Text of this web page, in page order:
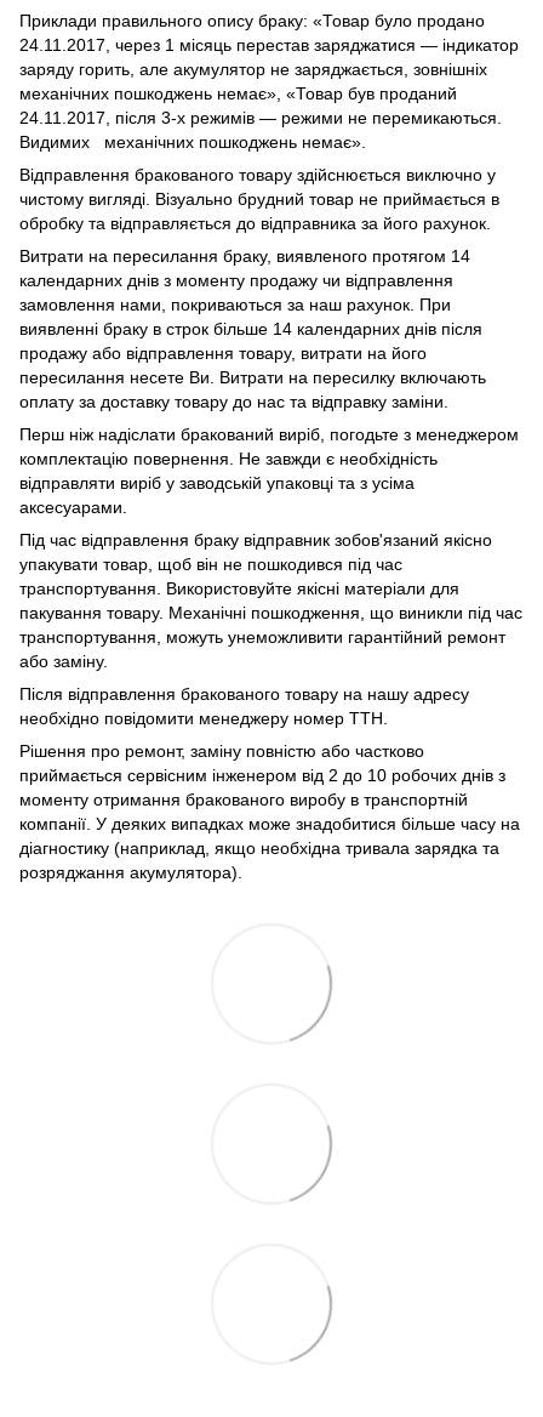
Приклади правильного опису браку: «Товар було продано
24.11.2017, через 1 місяць перестав заряджатися — індикатор
заряду горить, але акумулятор не заряджається, зовнішніх
механічних пошкоджень немає», «Товар був проданий
24.11.2017, після 3-х режимів — режими не перемикаються.
Видимих механічних пошкоджень немає».
Відправлення бракованого товару здійснюється виключно у
чистому вигляді. Візуально брудний товар не приймається в
обробку та відправляється до відправника за його рахунок.
Витрати на пересилання браку, виявленого протягом 14
календарних днів з моменту продажу чи відправлення
замовлення нами, покриваються за наш рахунок. При
виявленні браку в строк більше 14 календарних днів після
продажу або відправлення товару, витрати на його
пересилання несете Ви. Витрати на пересилку включають
оплату за доставку товару до нас та відправку заміни.
Перш ніж надіслати бракований виріб, погодьте з менеджером
комплектацію повернення. Не завжди є необхідність
відправляти виріб у заводській упаковці та з усіма
аксесуарами.
Під час відправлення браку відправник зобов'язаний якісно
упакувати товар, щоб він не пошкодився під час
транспортування. Використовуйте якісні матеріали для
пакування товару. Механічні пошкодження, що виникли під час
транспортування, можуть унеможливити гарантійний ремонт
або заміну.
Після відправлення бракованого товару на нашу адресу
необхідно повідомити менеджеру номер ТТН.
Рішення про ремонт, заміну повністю або частково
приймається сервісним інженером від 2 до 10 робочих днів з
моменту отримання бракованого виробу в транспортній
компанії. У деяких випадках може знадобитися більше часу на
діагностику (наприклад, якщо необхідна тривала зарядка та
розряджання акумулятора).